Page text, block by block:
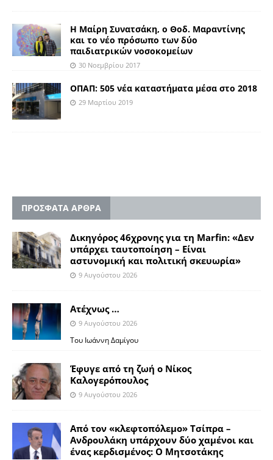
Η Μαίρη Συνατσάκη, ο Θοδ. Μαραντίνης
και το νέο πρόσωπο των δύο
παιδιατρικών νοσοκομείων
30 Νοεμβρίου 2017
ΟΠΑΠ: 505 νέα καταστήματα μέσα στο 2018
29 Μαρτίου 2019
ΠΡΟΣΦΑΤΑ ΑΡΘΡΑ
Δικηγόρος 46χρονης για τη Marfin: «Δεν
υπάρχει ταυτοποίηση – Είναι
αστυνομική και πολιτική σκευωρία»
9 Αυγούστου 2026
Ατέχνως …
9 Αυγούστου 2026
Του Ιωάννη Δαμίγου
Έφυγε από τη ζωή ο Νίκος
Καλογερόπουλος
9 Αυγούστου 2026
Από τον «κλεφτοπόλεμο» Τσίπρα –
Ανδρουλάκη υπάρχουν δύο χαμένοι και
ένας κερδισμένος: Ο Μητσοτάκης